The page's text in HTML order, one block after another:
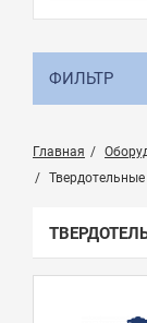
ФИЛЬТР
Главная